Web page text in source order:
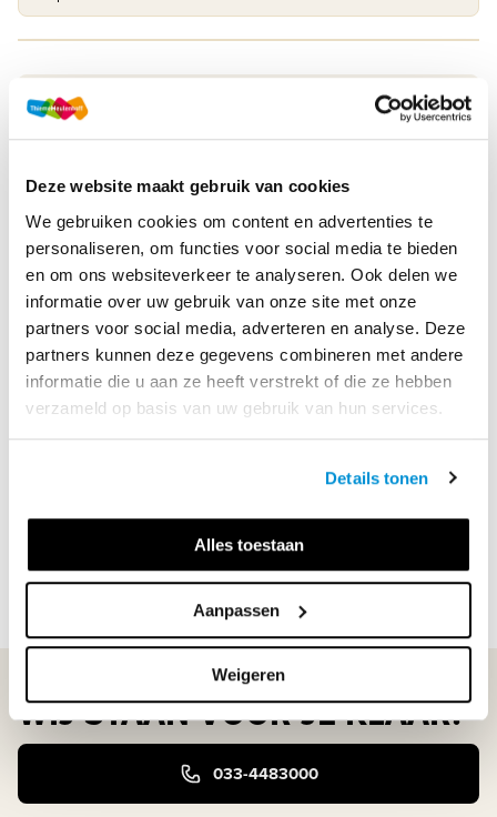
Deze website maakt gebruik van cookies
We gebruiken cookies om content en advertenties te
personaliseren, om functies voor social media te bieden
en om ons websiteverkeer te analyseren. Ook delen we
informatie over uw gebruik van onze site met onze
partners voor social media, adverteren en analyse. Deze
partners kunnen deze gegevens combineren met andere
informatie die u aan ze heeft verstrekt of die ze hebben
verzameld op basis van uw gebruik van hun services.
Details tonen
Alles toestaan
Aanpassen
Weigeren
Druk
Soort uitgave
Examenfonds
ISBN 9789006992106
Productbeschrijving
Examenbundel is te gebruiken naast elke lesmethode.
Examenbundel maakt het leren behapbaar met:
1. een oriëntatietoets om te zien hoe de leerling ervoor
staat;
Lees meer
WIJ STAAN VOOR JE KLAAR!
033-4483000